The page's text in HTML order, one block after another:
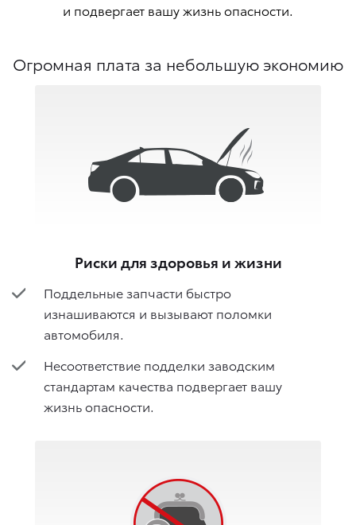
и подвергает вашу жизнь опасности.
Огромная плата за небольшую экономию
Риски для здоровья и жизни
Поддельные запчасти быстро
изнашиваются и вызывают поломки
автомобиля.
Несоответствие подделки заводским
стандартам качества подвергает вашу
жизнь опасности.